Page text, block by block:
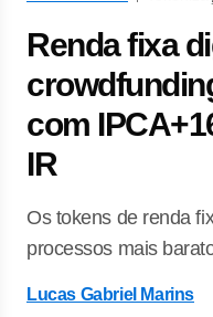
Renda fixa
com
IR
Os tokens de renda
processos mais
Lucas Gabriel Marins